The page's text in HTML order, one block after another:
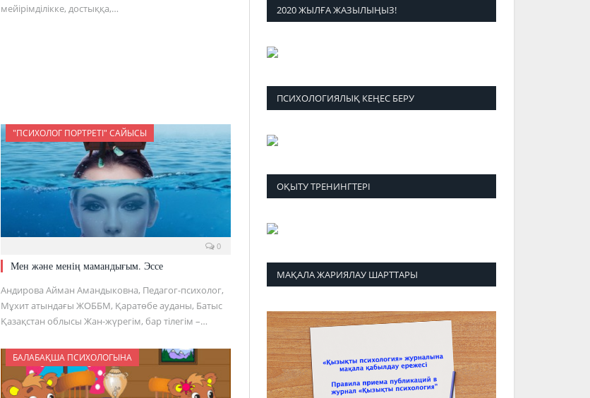
мейірімділікке, достыққа,…
"ПСИХОЛОГ ПОРТРЕТІ" САЙЫСЫ
0
Мен және менің мамандығым. Эссе
Андирова Айман Амандыковна, Педагог-психолог,
Мұхит атындағы ЖОББМ, Қаратөбе ауданы, Батыс
Қазақстан облысы Жан-жүрегім, бар тілегім –…
БАЛАБАҚША ПСИХОЛОГЫНА
2020 ЖЫЛҒА ЖАЗЫЛЫҢЫЗ!
ПСИХОЛОГИЯЛЫҚ КЕҢЕС БЕРУ
ОҚЫТУ ТРЕНИНГТЕРІ
МАҚАЛА ЖАРИЯЛАУ ШАРТТАРЫ